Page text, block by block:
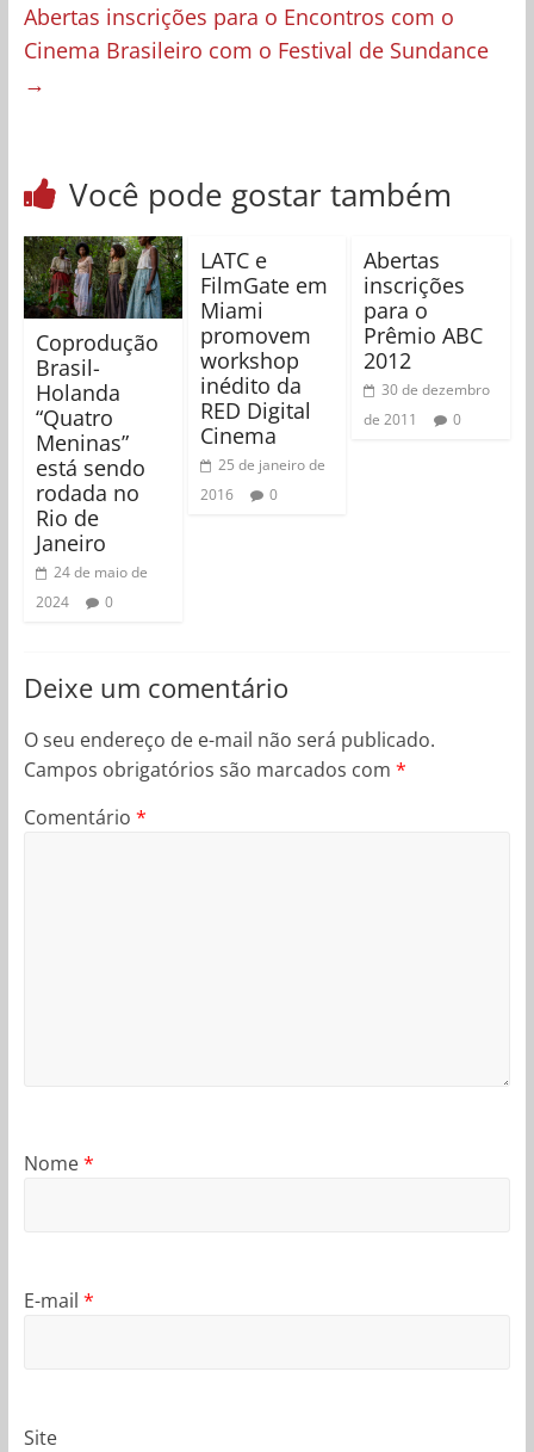
Abertas inscrições para o Encontros com o
Cinema Brasileiro com o Festival de Sundance
→
Você pode gostar também
Coprodução
Brasil-
Holanda
“Quatro
Meninas”
está sendo
rodada no
Rio de
Janeiro
24 de maio de
2024
0
LATC e
FilmGate em
Miami
promovem
workshop
inédito da
RED Digital
Cinema
25 de janeiro de
2016
0
Abertas
inscrições
para o
Prêmio ABC
2012
30 de dezembro
de 2011
0
Deixe um comentário
O seu endereço de e-mail não será publicado.
Campos obrigatórios são marcados com *
Comentário *
Nome*
E-mail *
Site